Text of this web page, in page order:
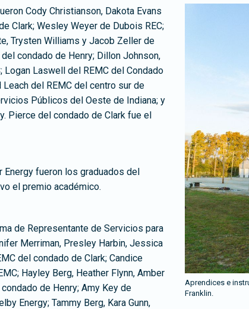
Aprendices e
Franklin.
Cody Christianson, Dakota Evans
Clark; Wesley Weyer de Dubois REC;
Trysten Williams y Jacob Zeller de
condado de Henry; Dillon Johnson,
Laswell del REMC del Condado
del REMC del centro sur de
Públicos del Oeste de Indiana; y
Pierce del condado de Clark fue el
Energy fueron los graduados del
el premio académico.
de Representante de Servicios para
Merriman, Presley Harbin, Jessica
del condado de Clark; Candice
Hayley Berg, Heather Flynn, Amber
de Henry; Amy Key de
Energy; Tammy Berg, Kara Gunn,